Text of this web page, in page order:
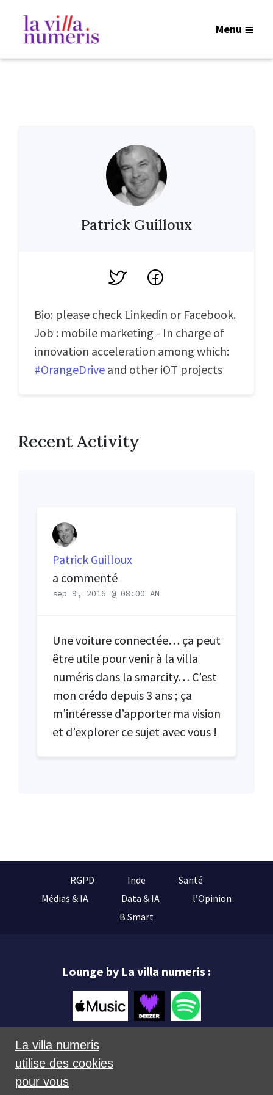
Menu
Patrick Guilloux
Twitter Facebook
Bio: please check Linkedin or Facebook.
Job : mobile marketing - In charge of
innovation acceleration among which:
#OrangeDrive and other iOT projects
Recent Activity
Patrick Guilloux
a commenté
sep 9, 2016 @ 08:00 AM
Une voiture connectée… ça peut
être utile pour venir à la villa
numéris dans la smarcity… C’est
mon crédo depuis 3 ans ; ça
m’intéresse d’apporter ma vision
et d’explorer ce sujet avec vous !
RGPD Inde
Santé
Médias & IA
Data & IA
l’Opinion
B Smart
Lounge by La villa numeris :
La villa numeris
utilise des cookies
pour vous